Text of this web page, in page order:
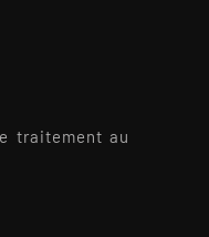
traitement au